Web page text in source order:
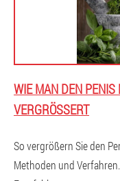
WIE MAN DEN
VERGRÖSSERT
So vergrößern Sie den
Methoden und